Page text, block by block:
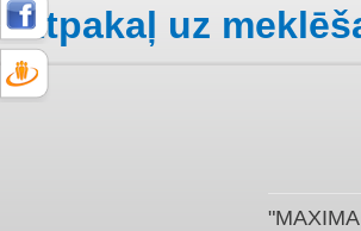
Atpakaļ uz